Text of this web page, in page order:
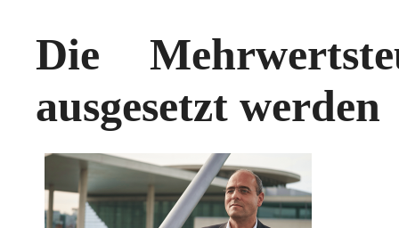
Die
ausgesetzt werden